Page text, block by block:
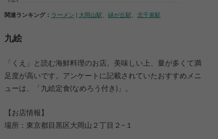
関連ランキング： ラーメン 大岡山駅 緑が丘駅 北千束駅
九絵
「くえ」と読む海鮮料理のお店。美味しい上、量が多くて満
足度が高いです。アンケートに記載されていたおすすめメニ
ューは、「九絵定食(なめろう付き)」。
【お店情報】
場所：東京都目黒区大岡山２丁目２−１